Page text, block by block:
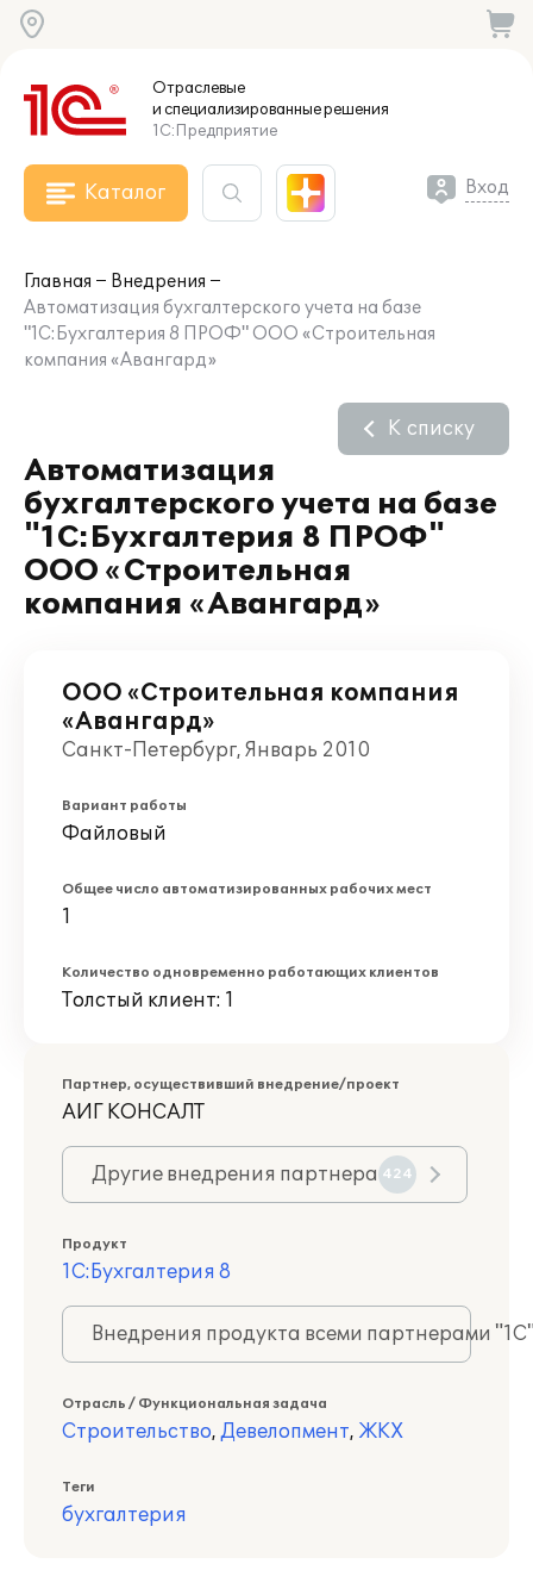
Отраслевые
и специализированныерешения
1С:Предприятие
Каталог Вход
Главная
Внедрения
Автоматизация бухгалтерского учета на базе
"1C:Бухгалтерия 8 ПРОФ" ООО «Строительная
компания «Авангард»
Автоматизация
бухгалтерского учета на базе
"1C:Бухгалтерия 8 ПРОФ"
ООО «Строительная
компания «Авангард»
К списку
ООО «Строительная компания
«Авангард»
Санкт-Петербург, Январь 2010
Вариант работы
Файловый
Общее число автоматизированных рабочих мест
1
Количество одновременно работающих клиентов
Толстый клиент: 1
Партнер, осуществивший внедрение/проект
АИГ КОНСАЛТ
Другие внедрения партнера 424
Продукт
1С:Бухгалтерия 8
Внедрения продукта всеми партнерами
Отрасль / Функциональная задача
Строительство, Девелопмент, ЖКХ
Теги
бухгалтерия